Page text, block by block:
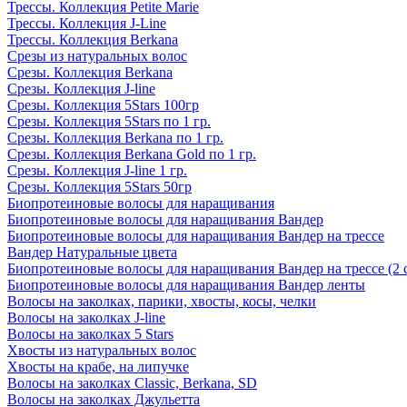
Трессы. Коллекция Petite Marie
Трессы. Коллекция J-Line
Трессы. Коллекция Berkana
Срезы из натуральных волос
Срезы. Коллекция Berkana
Срезы. Коллекция J-line
Срезы. Коллекция 5Stars 100гр
Срезы. Коллекция 5Stars по 1 гр.
Срезы. Коллекция Berkana по 1 гр.
Срезы. Коллекция Berkana Gold по 1 гр.
Срезы. Коллекция J-line 1 гр.
Срезы. Коллекция 5Stars 50гр
Биопротеиновые волосы для наращивания
Биопротеиновые волосы для наращивания Вандер
Биопротеиновые волосы для наращивания Вандер на трессе
Вандер Натуральные цвета
Биопротеиновые волосы для наращивания Вандер на трессе (2
Биопротеиновые волосы для наращивания Вандер ленты
Волосы на заколках, парики, хвосты, косы, челки
Волосы на заколках J-line
Волосы на заколках 5 Stars
Хвосты из натуральных волос
Хвосты на крабе, на липучке
Волосы на заколках Classic, Berkana, SD
Волосы на заколках Джульетта